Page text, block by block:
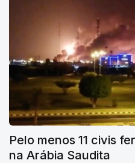
Pelo menos 11 civis
na Arábia Saudita